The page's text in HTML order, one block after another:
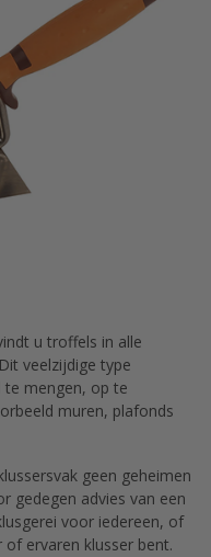
u troffels in alle
veelzijdige type
te mengen, op te
muren, plafonds
geen geheimen
gedegen advies van een
voor iedereen, of
ervaren klusser bent.